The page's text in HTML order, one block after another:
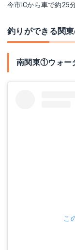
今市ICから車で約25
釣りができる関
南関東①ウォー
こ